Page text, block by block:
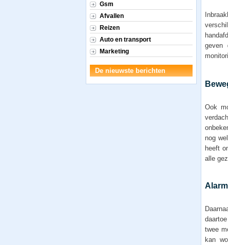
geven
Ook
nog
heeft
alle
twee
kan
Gsm
Afvallen
Reizen
Auto en transport
Marketing
De nieuwste berichten